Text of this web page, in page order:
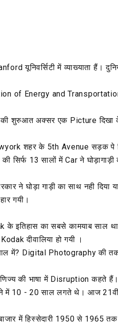
यूनिवर्सिटी में व्याख्याता हैं।
of Energy and
की शुरुआत अक्सर एक Picture दिखा
शहर के 5th Avenue सड़क पे
सिर्फ 13 सालों में Car ने घोड़ागाड़ी
ने घोड़ा गाड़ी का साथ नही दिया
गयी।
इतिहास का सबसे कामयाब साल
दीवालिया हो गयी ।
में? Digital Photography की
की भाषा में Disruption कहते
में 10 - 20 साल लगते थे। आज 21वीं
में हिस्सेदारी 1950 से 1965